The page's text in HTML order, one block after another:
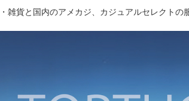
雑貨と国内のアメカジ、カジュアルセレクトの